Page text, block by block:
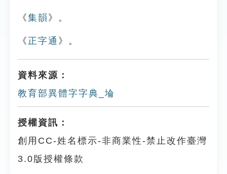
《集韻 》。
《 正字通 》。
資料來源：
教育部異體字字典_埨
授權資訊：
創用CC-姓名標示-非商業性-禁止改作臺灣
3.0版授權條款